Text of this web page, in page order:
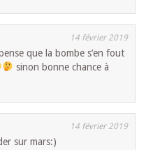
14 février 2019
que la bombe s’en fout
sinon bonne chance à
14 février 2019
sur mars:)